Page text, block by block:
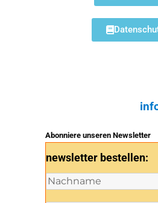
Abonniere unseren Newsletter
newsletter bestellen: